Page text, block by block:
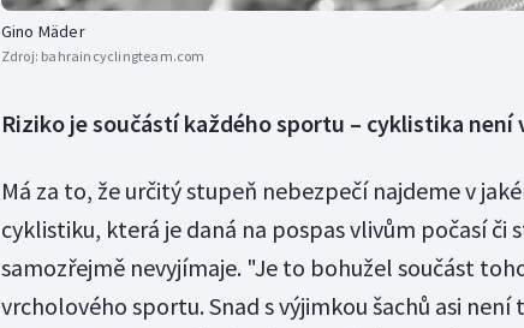
Gino Mäder
Zdroj: bahraincyclingteam.com
Riziko je součástí každého sportu – cyklistika není
Má za to, že určitý stupeň nebezpečí najdeme v
cyklistiku, která je daná na pospas vlivům počasí či
samozřejmě nevyjímaje. "Je to bohužel součást
vrcholového sportu. Snad s výjimkou šachů asi není